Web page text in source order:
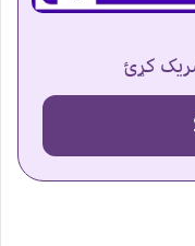
کړئ